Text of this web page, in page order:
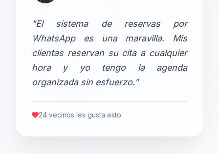
"El sistema de reservas por
WhatsApp es una maravilla. Mis
clientas reservan su cita a cualquier
hora y yo tengo la agenda
organizada sin esfuerzo."
24 vecinos les gusta esto